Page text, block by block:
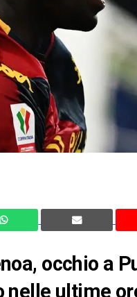
occhio a
nelle ultime